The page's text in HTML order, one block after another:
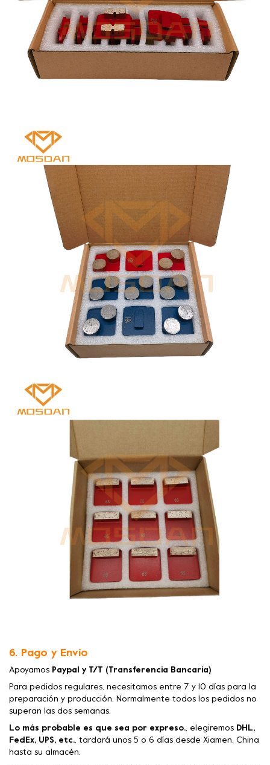
6. Pago y Envío
Apoyamos Paypal y T/T (Transferencia Bancaria)
Para pedidos regulares, necesitamos entre 7 y 10 días para la
preparación y producción. Normalmente todos los pedidos no
superan las dos semanas.
Lo más probable es que sea por expreso., elegiremos DHL,
FedEx, UPS, etc., tardará unos 5 o 6 días desde Xiamen, China
hasta su almacén.